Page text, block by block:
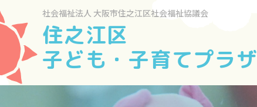
社会福祉法人 大阪市住之江区社会福祉協議会
住之江区
子ども・子育てプラザ